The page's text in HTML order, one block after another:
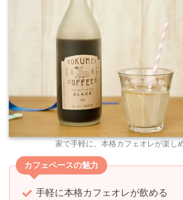
家で手軽に、本格カフェオレが楽し
カフェベースの魅力
手軽に本格カフェオレが飲める